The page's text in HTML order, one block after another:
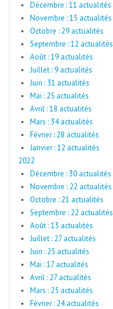
Décembre : 11 actualités
Novembre : 15 actualités
Octobre : 29 actualités
Septembre : 12 actualités
Août : 19 actualités
Juillet : 9 actualités
Juin : 31 actualités
Mai : 25 actualités
Avril : 18 actualités
Mars : 34 actualités
Février : 28 actualités
Janvier : 12 actualités
2022
Décembre : 30 actualités
Novembre : 22 actualités
Octobre : 21 actualités
Septembre : 22 actualités
Août : 13 actualités
Juillet : 27 actualités
Juin : 25 actualités
Mai : 17 actualités
Avril : 27 actualités
Mars : 25 actualités
Février : 24 actualités